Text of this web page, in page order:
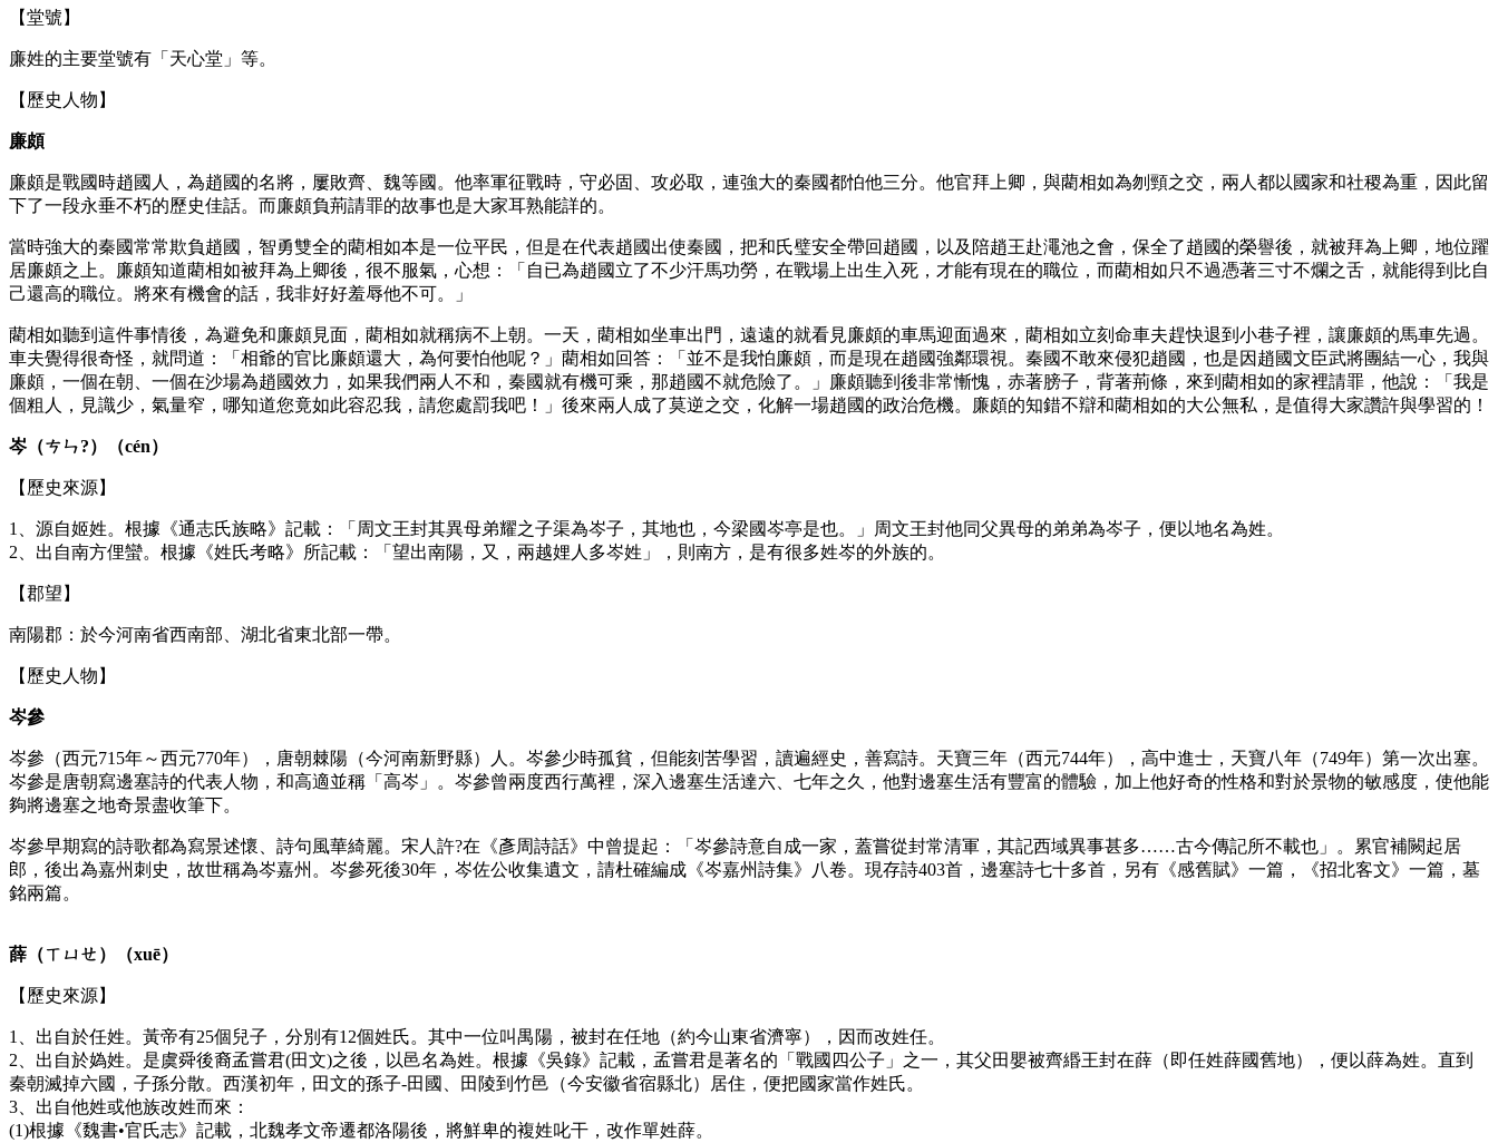
【堂號】
廉姓的主要堂號有「天心堂」等。
【歷史人物】
廉頗
廉頗是戰國時趙國人，為趙國的名將，屢敗齊、魏等國。他率軍征戰時，守必固、攻必取，連強大的秦國都怕他三分。他官拜上卿，與藺相如為刎頸之交，兩人都以國家和社稷為重，因此留
下了一段永垂不朽的歷史佳話。而廉頗負荊請罪的故事也是大家耳熟能詳的。
當時強大的秦國常常欺負趙國，智勇雙全的藺相如本是一位平民，但是在代表趙國出使秦國，把和氏璧安全帶回趙國，以及陪趙王赴澠池之會，保全了趙國的榮譽後，就被拜為上卿，地位躍
居廉頗之上。廉頗知道藺相如被拜為上卿後，很不服氣，心想：「自已為趙國立了不少汗馬功勞，在戰場上出生入死，才能有現在的職位，而藺相如只不過憑著三寸不爛之舌，就能得到比自
己還高的職位。將來有機會的話，我非好好羞辱他不可。」
藺相如聽到這件事情後，為避免和廉頗見面，藺相如就稱病不上朝。一天，藺相如坐車出門，遠遠的就看見廉頗的車馬迎面過來，藺相如立刻命車夫趕快退到小巷子裡，讓廉頗的馬車先過。
車夫覺得很奇怪，就問道：「相爺的官比廉頗還大，為何要怕他呢？」藺相如回答：「並不是我怕廉頗，而是現在趙國強鄰環視。秦國不敢來侵犯趙國，也是因趙國文臣武將團結一心，我與
廉頗，一個在朝、一個在沙場為趙國效力，如果我們兩人不和，秦國就有機可乘，那趙國不就危險了。」廉頗聽到後非常慚愧，赤著膀子，背著荊條，來到藺相如的家裡請罪，他說：「我是
個粗人，見識少，氣量窄，哪知道您竟如此容忍我，請您處罰我吧！」後來兩人成了莫逆之交，化解一場趙國的政治危機。廉頗的知錯不辯和藺相如的大公無私，是值得大家讚許與學習的！
岑（ㄘㄣ?）（cén）
【歷史來源】
1、源自姬姓。根據《通志氏族略》記載：「周文王封其異母弟耀之子渠為岑子，其地也，今梁國岑亭是也。」周文王封他同父異母的弟弟為岑子，便以地名為姓。
2、出自南方俚蠻。根據《姓氏考略》所記載：「望出南陽，又，兩越娌人多岑姓」，則南方，是有很多姓岑的外族的。
【郡望】
南陽郡：於今河南省西南部、湖北省東北部一帶。
【歷史人物】
岑參
岑參（西元715年～西元770年），唐朝棘陽（今河南新野縣）人。岑參少時孤貧，但能刻苦學習，讀遍經史，善寫詩。天寶三年（西元744年），高中進士，天寶八年（749年）第一次出塞。
岑參是唐朝寫邊塞詩的代表人物，和高適並稱「高岑」。岑參曾兩度西行萬裡，深入邊塞生活達六、七年之久，他對邊塞生活有豐富的體驗，加上他好奇的性格和對於景物的敏感度，使他能
夠將邊塞之地奇景盡收筆下。
岑參早期寫的詩歌都為寫景述懷、詩句風華綺麗。宋人許?在《彥周詩話》中曾提起：「岑參詩意自成一家，蓋嘗從封常清軍，其記西域異事甚多……古今傳記所不載也」。累官補闕起居
郎，後出為嘉州刺史，故世稱為岑嘉州。岑參死後30年，岑佐公收集遺文，請杜確編成《岑嘉州詩集》八卷。現存詩403首，邊塞詩七十多首，另有《感舊賦》一篇，《招北客文》一篇，墓
銘兩篇。
薛（ㄒㄩㄝ）（xuē）
【歷史來源】
1、出自於任姓。黃帝有25個兒子，分別有12個姓氏。其中一位叫禺陽，被封在任地（約今山東省濟寧），因而改姓任。
2、出自於媯姓。是虞舜後裔孟嘗君(田文)之後，以邑名為姓。根據《吳錄》記載，孟嘗君是著名的「戰國四公子」之一，其父田嬰被齊緡王封在薛（即任姓薛國舊地），便以薛為姓。直到
秦朝滅掉六國，子孫分散。西漢初年，田文的孫子-田國、田陵到竹邑（今安徽省宿縣北）居住，便把國家當作姓氏。
3、出自他姓或他族改姓而來：
(1)根據《魏書•官氏志》記載，北魏孝文帝遷都洛陽後，將鮮卑的複姓叱干，改作單姓薛。